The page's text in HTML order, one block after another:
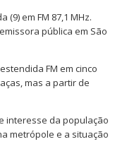
em FM 87,1 MHz.
pública em São
FM em cinco
mas a partir de
interesse da população
metrópole e a situação